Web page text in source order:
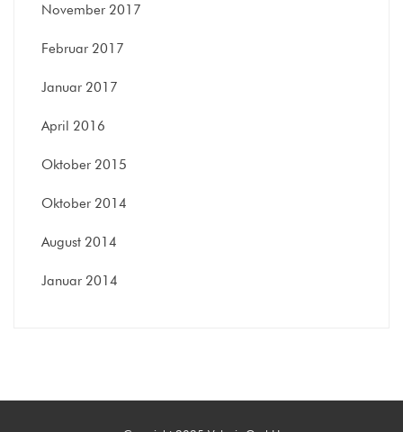
November 2017
Februar 2017
Januar 2017
April 2016
Oktober 2015
Oktober 2014
August 2014
Januar 2014